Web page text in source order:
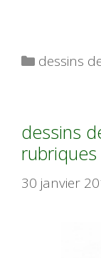
dessins
dessins
30 janvier